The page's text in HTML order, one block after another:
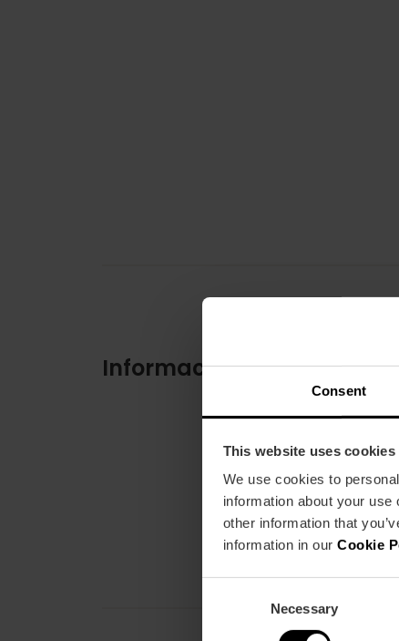
Consent
This website uses cookies
We use cookies to
information about your
other information that
information in our Cookie
Necessary
Información práctica